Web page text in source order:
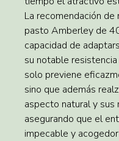
La recomendación
pasto Amberley de
capacidad de
su notable
solo previene
sino que además
aspecto natural y
asegurando que el
impecable y